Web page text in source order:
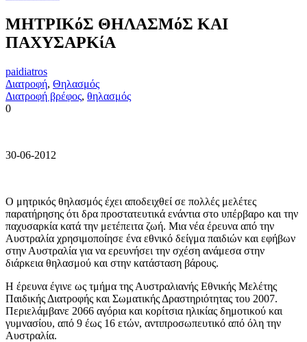
ΜΗΤΡΙΚόΣ ΘΗΛΑΣΜόΣ ΚΑΙ
ΠΑΧΥΣΑΡΚίΑ
paidiatros
Διατροφή, Θηλασμός
Διατροφή βρέφος, θηλασμός
0
30-06-2012
Ο μητρικός θηλασμός έχει αποδειχθεί σε πολλές μελέτες
παρατήρησης ότι δρα προστατευτικά ενάντια στο υπέρβαρο και την
παχυσαρκία κατά την μετέπειτα ζωή. Μια νέα έρευνα από την
Αυστραλία χρησιμοποίησε ένα εθνικό δείγμα παιδιών και εφήβων
στην Αυστραλία για να ερευνήσει την σχέση ανάμεσα στην
διάρκεια θηλασμού και στην κατάσταση βάρους.
Η έρευνα έγινε ως τμήμα της Αυστραλιανής Εθνικής Μελέτης
Παιδικής Διατροφής και Σωματικής Δραστηριότητας του 2007.
Περιελάμβανε 2066 αγόρια και κορίτσια ηλικίας δημοτικού και
γυμνασίου, από 9 έως 16 ετών, αντιπροσωπευτικό από όλη την
Αυστραλία.